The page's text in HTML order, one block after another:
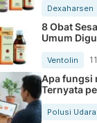
Dexaharsen
8 Obat
Umum
Ventolin
Apa fungsi
Ternyata
kesehatan
Polusi Udara